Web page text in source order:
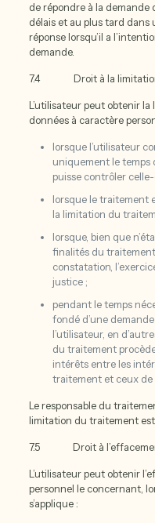
de répondre à la demande
délais et au plus tard dans
réponse lorsqu’il a
demande.
7.4 Droit à la limitation
L’utilisateur peut obtenir
données à caractère
lorsque l’utilisateur
uniquement le temps
puisse contrôler celle-
lorsque le traitement
la limitation du
lorsque, bien que
finalités du
constatation,
justice ;
pendant le temps
fondé d’une
l’utilisateur, en
du traitement
intérêts entre les
traitement et ceux de
Le responsable du
limitation du traitement est
7.5 Droit à
L’utilisateur peut obtenir
personnel le concernant,
s’applique :